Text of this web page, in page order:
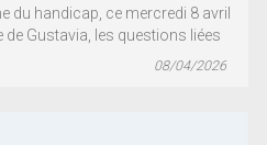
du handicap, ce mercredi 8 avril
de Gustavia, les questions liées
08/04/2026